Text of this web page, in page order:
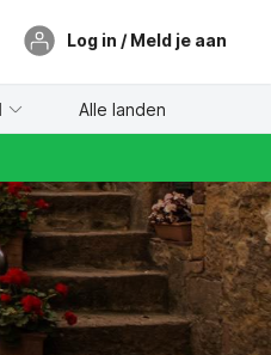
Log in / Meld je aan
Alle landen